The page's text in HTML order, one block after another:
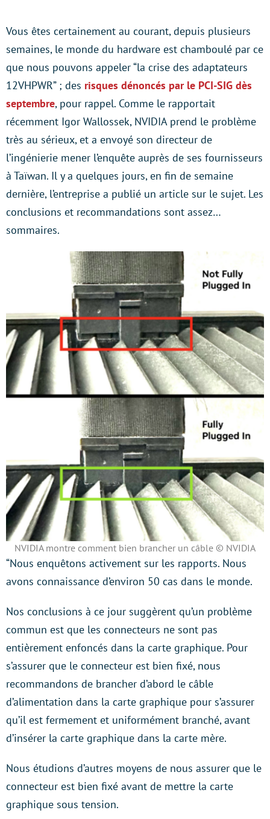
Vous êtes certainement au courant, depuis plusieurs
semaines, le monde du hardware est chamboulé par ce
que nous pouvons appeler “la crise des adaptateurs
12VHPWR” ; des risques dénoncés par le PCI-SIG dès
septembre, pour rappel. Comme le rapportait
récemment Igor Wallossek, NVIDIA prend le problème
très au sérieux, et a envoyé son directeur de
l’ingénierie mener l’enquête auprès de ses fournisseurs
à Taïwan. Il y a quelques jours, en fin de semaine
dernière, l’entreprise a publié un article sur le sujet. Les
conclusions et recommandations sont assez…
sommaires.
NVIDIA montre comment bien brancher un câble © NVIDIA
“Nous enquêtons activement sur les rapports. Nous
avons connaissance d’environ 50 cas dans le monde.
Nos conclusions à ce jour suggèrent qu’un problème
commun est que les connecteurs ne sont pas
entièrement enfoncés dans la carte graphique. Pour
s’assurer que le connecteur est bien fixé, nous
recommandons de brancher d’abord le câble
d’alimentation dans la carte graphique pour s’assurer
qu’il est fermement et uniformément branché, avant
d’insérer la carte graphique dans la carte mère.
Nous étudions d’autres moyens de nous assurer que le
connecteur est bien fixé avant de mettre la carte
graphique sous tension.